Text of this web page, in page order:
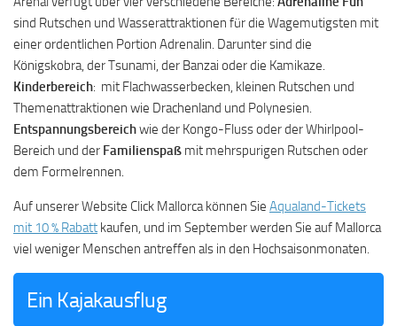
sind Rutschen und Wasserattraktionen für die Wagemutigsten mit
einer ordentlichen Portion Adrenalin. Darunter sind die
Königskobra, der Tsunami, der Banzai oder die Kamikaze.
Kinderbereich: mit Flachwasserbecken, kleinen Rutschen und
Themenattraktionen wie Drachenland und Polynesien.
Entspannungsbereichwie der Kongo-Fluss oder der Whirlpool-
Bereich und der Familienspaß mit mehrspurigen Rutschen oder
dem Formelrennen.
Auf unserer Website Click Mallorca können Sie Aqualand-Tickets
mit 10 % Rabatt kaufen, und im September werden Sie auf Mallorca
viel weniger Menschen antreffen als in den Hochsaisonmonaten.
Ein Kajakausflug